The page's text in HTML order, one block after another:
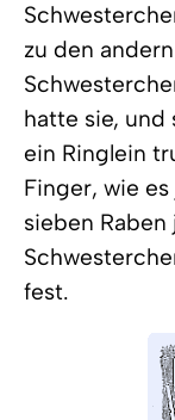
zu den
hatte sie, und
ein Ringlein
Finger, wie
sieben
fest.